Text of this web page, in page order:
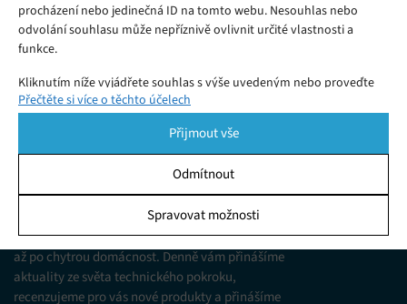
procházení nebo jedinečná ID na tomto webu. Nesouhlas nebo
odvolání souhlasu může nepříznivě ovlivnit určité vlastnosti a
funkce.
Kliknutím níže vyjádřete souhlas s výše uvedeným nebo proveďte
podrobnější rozhodnutí. Vaše volby budou použity pouze na tomto
pomocí přepínačů v Zásadách cookies nebo kliknutím na tlačítko
Spravovat souhlas ve spodní části obrazovky.
Ukládání a/nebo přístup k informacím v zařízení, Porozumění
publiku prostřednictvím statistik nebo kombinací údajů z
různých zdrojů.
Přečtěte si více o těchto účelech
Přijmout vše
Odmítnout
Spravovat možnosti
Jsme web zajímající se o technologické novinky
od mobilních telefonů, přes domácí spotřebiče
až po chytrou domácnost. Denně vám přinášíme
aktuality ze světa technického pokroku,
recenzujeme pro vás nové produkty a přinášíme